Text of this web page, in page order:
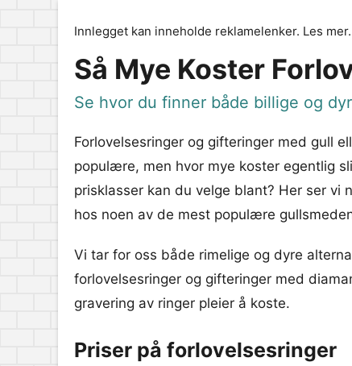
Innlegget kan inneholde reklamelenker. Les mer.
Så Mye Koster
Se hvor du finner både billige og
Forlovelsesringer og gifteringer med gull
populære, men hvor mye koster egentlig
prisklasser kan du velge blant? Her ser vi
hos noen av de mest populære
Vi tar for oss både rimelige og dyre
forlovelsesringer og gifteringer med
gravering av ringer pleier å koste.
Priser på forlovelsesringer